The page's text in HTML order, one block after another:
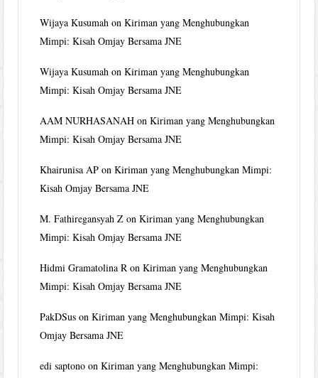
Wijaya Kusumah onKiriman yang Menghubungkan
Mimpi: Kisah Omjay Bersama JNE
Wijaya Kusumah onKiriman yang Menghubungkan
Mimpi: Kisah Omjay Bersama JNE
AAM NURHASANAH onKiriman yang Menghubungkan
Mimpi: Kisah Omjay Bersama JNE
Khairunisa AP onKiriman yang Menghubungkan Mimpi:
Kisah Omjay Bersama JNE
M. Fathiregansyah Z onKiriman yang Menghubungkan
Mimpi: Kisah Omjay Bersama JNE
Hidmi Gramatolina R onKiriman yang Menghubungkan
Mimpi: Kisah Omjay Bersama JNE
PakDSus onKiriman yang Menghubungkan Mimpi: Kisah
Omjay Bersama JNE
edi saptono onKiriman yang Menghubungkan Mimpi: